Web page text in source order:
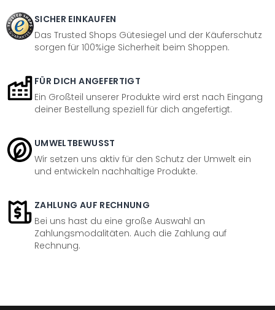
SICHER EINKAUFEN
Das Trusted Shops Gütesiegel und der Käuferschutz
sorgen für 100%ige Sicherheit beim Shoppen.
FÜR DICH ANGEFERTIGT
Ein Großteil unserer Produkte wird erst nach Eingang
deiner Bestellung speziell für dich angefertigt.
UMWELTBEWUSST
Wir setzen uns aktiv für den Schutz der Umwelt ein
und entwickeln nachhaltige Produkte.
ZAHLUNG AUF RECHNUNG
Bei uns hast du eine große Auswahl an
Zahlungsmodalitäten. Auch die Zahlung auf
Rechnung.